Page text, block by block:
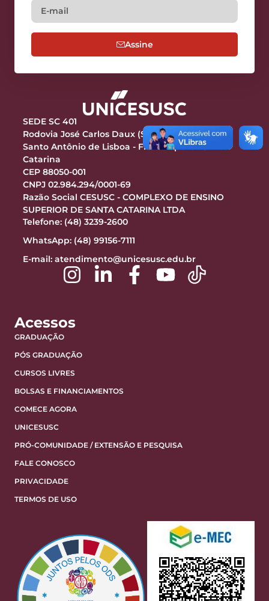
Assine
SEDE SC 401
Rodovia José Carlos Daux (SC-401), 9301 - Km 10
Santo Antônio de Lisboa - Florianópolis - Santa
Catarina
CEP 88050-001
CNPJ 02.984.294/0001-69
Razão Social CESUSC - COMPLEXO DE ENSINO
SUPERIOR DE SANTA CATARINA LTDA
Telefone: (48) 3239-2600
WhatsApp: (48) 99156-7111
E-mail: atendimento@unicesusc.edu.br
Acessos
GRADUAÇÃO
PÓS GRADUAÇÃO
CURSOS LIVRES
BOLSAS E FINANCIAMENTOS
COMECE AGORA
UNICESUSC
PRÓ-COMUNIDADE / EXTENSÃO E PESQUISA
FALE CONOSCO
PRIVACIDADE
TERMOS DE USO